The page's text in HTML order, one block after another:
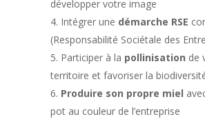
développer votre image
Intégrer une démarche RSE
(Responsabilité Sociétale des
Participer à la pollinisation de
territoire et favoriser la
Produire son propre miel
pot au couleur de l’entreprise